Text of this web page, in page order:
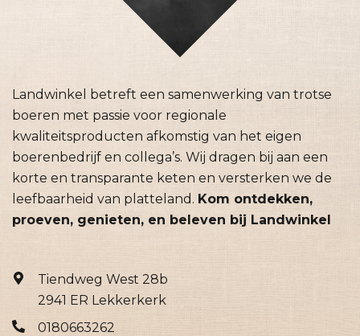
Landwinkel betreft een samenwerking van trotse
boeren met passie voor regionale
kwaliteitsproducten afkomstig van het eigen
boerenbedrijf en collega’s. Wij dragen bij aan een
korte en transparante keten en versterken we de
leefbaarheid van platteland. Kom ontdekken,
proeven, genieten, en beleven bij Landwinkel
Tiendweg West 28b
2941 ER Lekkerkerk
0180663262